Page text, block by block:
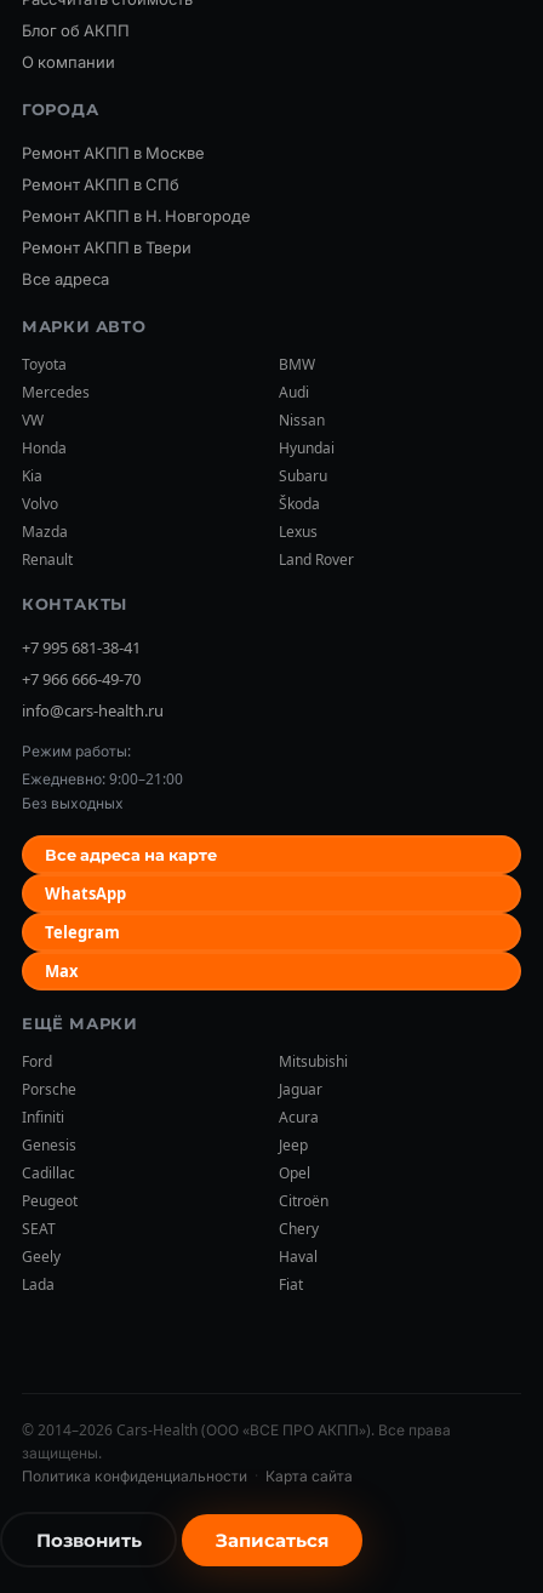
Блог об АКПП
О компании
ГОРОДА
Ремонт АКПП в Москве
Ремонт АКПП в СПб
Ремонт АКПП в Н. Новгороде
Ремонт АКПП в Твери
Все адреса
МАРКИ АВТО
Toyota
BMW
Mercedes
Audi
VW
Nissan
Honda
Hyundai
Kia
Subaru
Volvo
Škoda
Mazda
Lexus
Renault
Land Rover
КОНТАКТЫ
+7 995 681-38-41
+7 966 666-49-70
info@cars-health.ru
Режим работы:
Ежедневно: 9:00–21:00
Без выходных
Все адреса на карте
WhatsApp
Telegram
Max
ЕЩЁ МАРКИ
Ford
Mitsubishi
Porsche
Jaguar
Infiniti
Acura
Genesis
Jeep
Cadillac
Opel
Peugeot
Citroën
SEAT
Chery
Geely
Haval
Lada
Fiat
© 2014–2026 Cars-Health (ООО «ВСЕ ПРО АКПП»). Все права
защищены.
Политика конфиденциальности · Карта сайта
Позвонить Записаться